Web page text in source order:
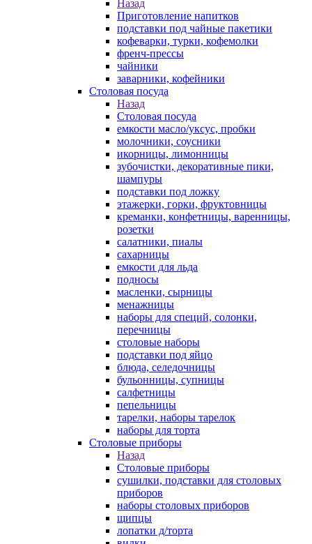
Назад
Приготовление напитков
подставки под чайные пакетики
кофеварки, турки, кофемолки
френч-прессы
чайники
заварники, кофейники
Столовая посуда
Назад
Столовая посуда
емкости масло/уксус, пробки
молочники, соусники
икорницы, лимонницы
зубочистки, декоративные пики,
шампуры
подставки под ложку
этажерки, горки, фруктовницы
креманки, конфетницы, варенницы,
розетки
салатники, пиалы
сахарницы
емкости для льда
подносы
масленки, сырницы
менажницы
наборы для специй, солонки,
перечницы
столовые наборы
подставки под яйцо
блюда, селедочницы
бульонницы, супницы
салфетницы
пепельницы
тарелки, наборы тарелок
наборы для торта
Столовые приборы
Назад
Столовые приборы
сушилки, подставки для столовых
приборов
наборы столовых приборов
щипцы
лопатки д/торта